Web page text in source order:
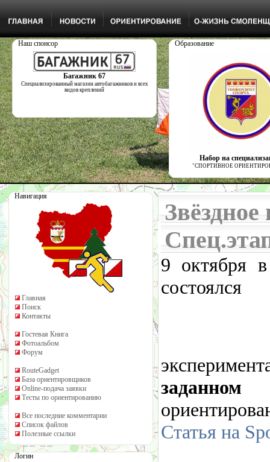
Наш спонсор
Багажник 67
Специализированный магазин автобагажников и всех
видов креплений
Образование
Набор на
"СПОРТИВНОЕ
Навигация
Главная
Поиск
Контакты
Гостевая Книга
Фотоальбом
Форум
RouteGadget
База ориентировщиков
Online-подача заявки
Тесты по ориентированию
Все последние комментарии
Список файлов
Полезные ссылки
Логин
Звёздное
9 октября
состоялся
заданном
Статья на